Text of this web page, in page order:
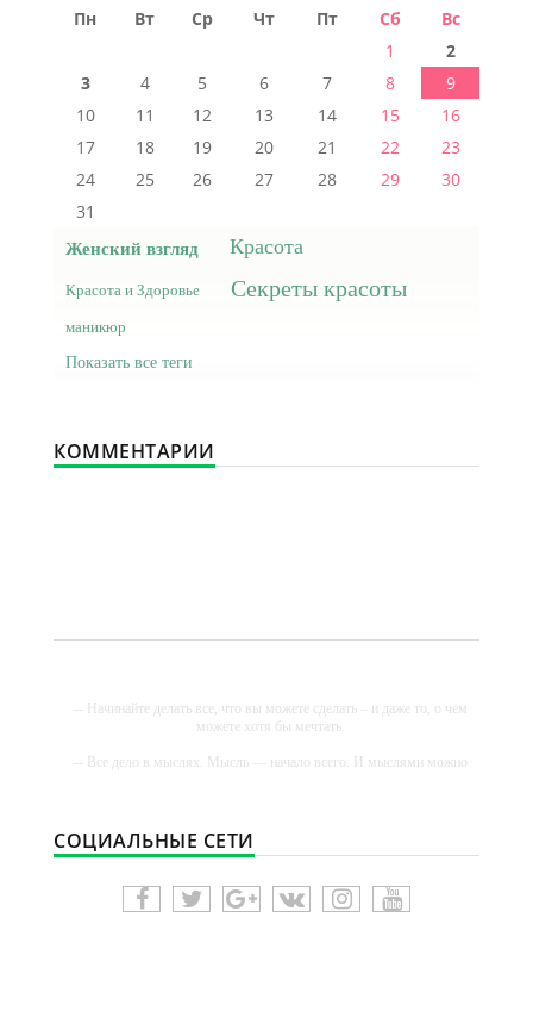
Пн
Вт Ср Чт Пт Сб
Вс
1
2
3
4 5 6 7 8
9
10
11 12 13 14 15
16
17
18 19 20 21 22
23
24
25 26 27 28 29
30
31
Женский взгляд Красота
Красота и Здоровье Секреты красоты
маникюр
Показать все теги
КОММЕНТАРИИ
-- Начинайте делать все, что вы можете сделать – и даже то, о чем
можете хотя бы мечтать.
-- Все дело в мыслях. Мысль — начало всего. И мыслями можно
-- Идите уверенно по направлению к мечте. Живите той жизнью,
которую вы сами себе придумали.
-- Самое большое богатство — это ум. Самая большая нищета —
глупость. Из всех страхов самый пугающий — самолюбование.
СОЦИАЛЬНЫЕ СЕТИ